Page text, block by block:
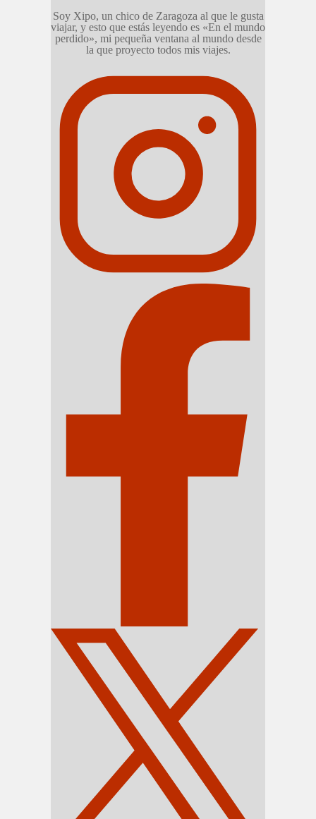
Soy Xipo, un chico de Zaragoza al que le gusta
viajar, y esto que estás leyendo es «En el mundo
perdido», mi pequeña ventana al mundo desde
la que proyecto todos mis viajes.